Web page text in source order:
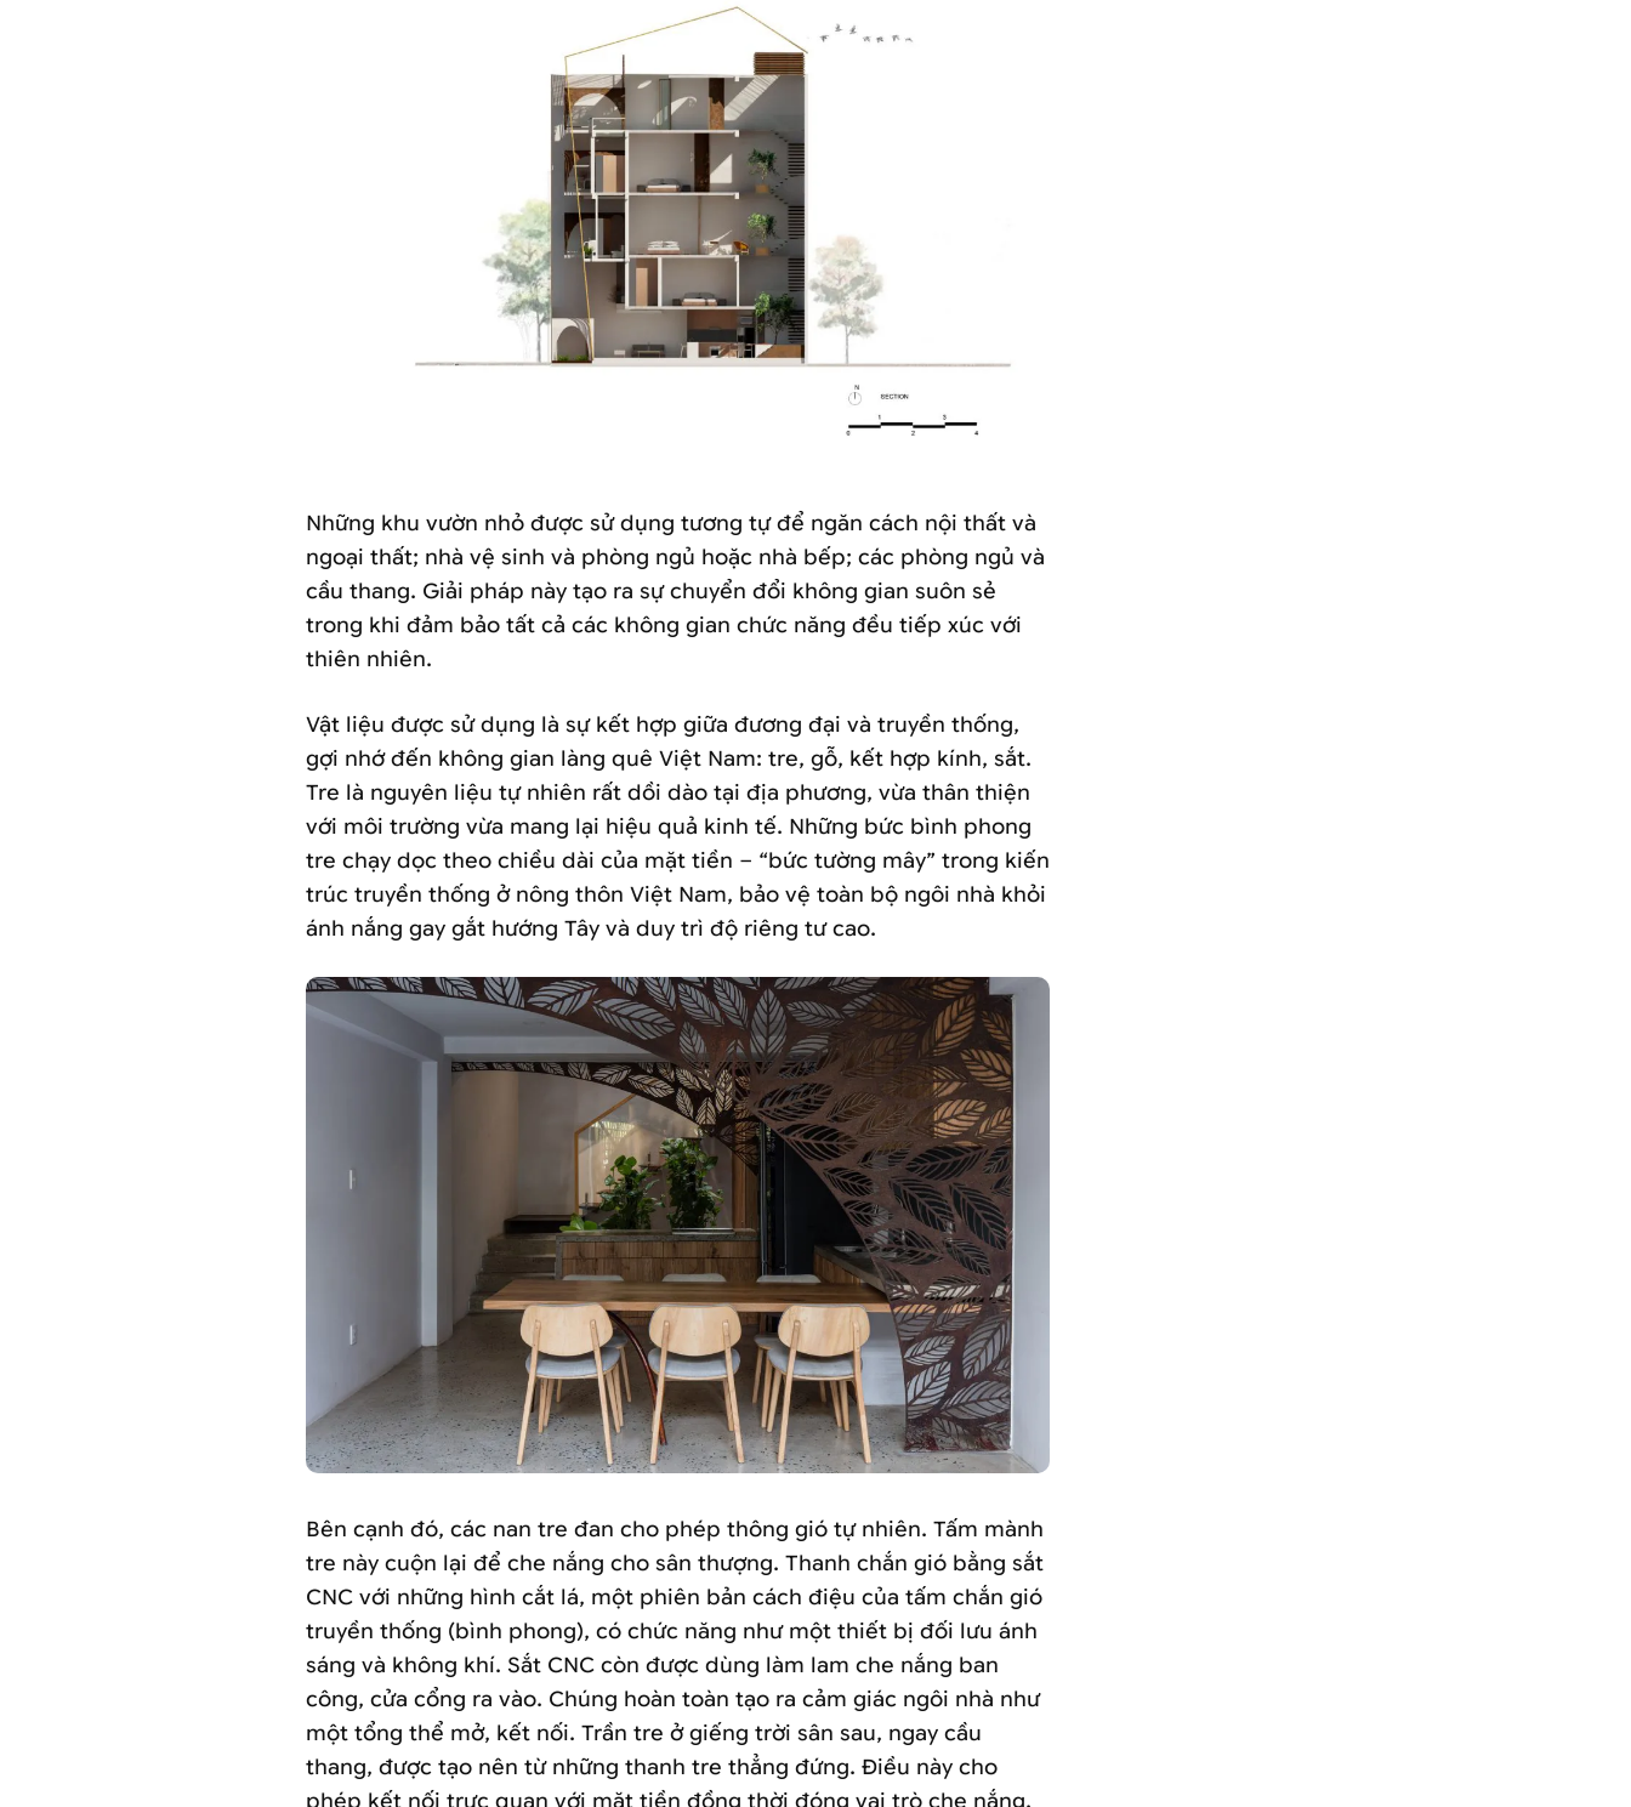
Những khu vườn nhỏ được sử dụng tương tự để ngăn cách nội thất và
ngoại thất; nhà vệ sinh và phòng ngủ hoặc nhà bếp; các phòng ngủ và
cầu thang. Giải pháp này tạo ra sự chuyển đổi không gian suôn sẻ
trong khi đảm bảo tất cả các không gian chức năng đều tiếp xúc với
thiên nhiên.
Vật liệu được sử dụng là sự kết hợp giữa đương đại và truyền thống,
gợi nhớ đến không gian làng quê Việt Nam: tre, gỗ, kết hợp kính, sắt.
Tre là nguyên liệu tự nhiên rất dồi dào tại địa phương, vừa thân thiện
với môi trường vừa mang lại hiệu quả kinh tế. Những bức bình phong
tre chạy dọc theo chiều dài của mặt tiền – “bức tường mây” trong kiến
​​trúc truyền thống ở nông thôn Việt Nam, bảo vệ toàn bộ ngôi nhà khỏi
ánh nắng gay gắt hướng Tây và duy trì độ riêng tư cao.
Bên cạnh đó, các nan tre đan cho phép thông gió tự nhiên. Tấm mành
tre này cuộn lại để che nắng cho sân thượng. Thanh chắn gió bằng sắt
CNC với những hình cắt lá, một phiên bản cách điệu của tấm chắn gió
truyền thống (bình phong), có chức năng như một thiết bị đối lưu ánh
sáng và không khí. Sắt CNC còn được dùng làm lam che nắng ban
công, cửa cổng ra vào. Chúng hoàn toàn tạo ra cảm giác ngôi nhà như
một tổng thể mở, kết nối. Trần tre ở giếng trời sân sau, ngay cầu
thang, được tạo nên từ những thanh tre thẳng đứng. Điều này cho
phép kết nối trực quan với mặt tiền đồng thời đóng vai trò che nắng.